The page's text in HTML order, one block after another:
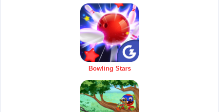
Bowling Stars